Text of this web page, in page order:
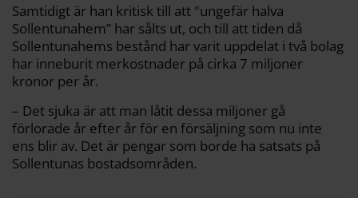
Samtidigt är han kritisk till att "ungefär halva
Sollentunahem” har sålts ut, och till att tiden då
Sollentunahems bestånd har varit uppdelat i två bolag
har inneburit merkostnader på cirka 7 miljoner
kronor per år.
– Det sjuka är att man låtit dessa miljoner gå
förlorade år efter år för en försäljning som nu inte
ens blir av. Det är pengar som borde ha satsats på
Sollentunas bostadsområden.